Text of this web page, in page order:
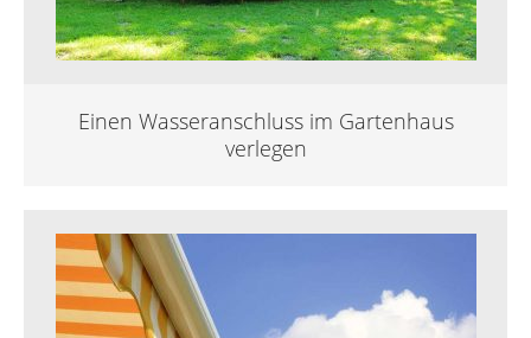
Einen Wasseranschluss im Gartenhaus
verlegen